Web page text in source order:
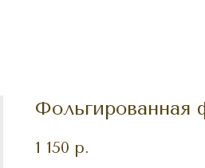
Фольгированная
1 150 р.